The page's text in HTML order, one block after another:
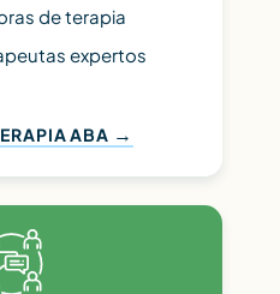
de terapia
expertos
ABA